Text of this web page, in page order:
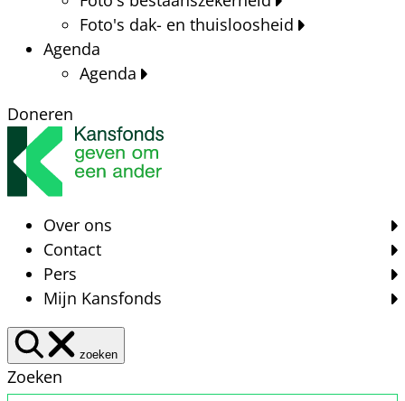
Foto's dak- en thuisloosheid
Agenda
Agenda
Doneren
Over ons
Contact
Pers
Mijn Kansfonds
zoeken
Zoeken